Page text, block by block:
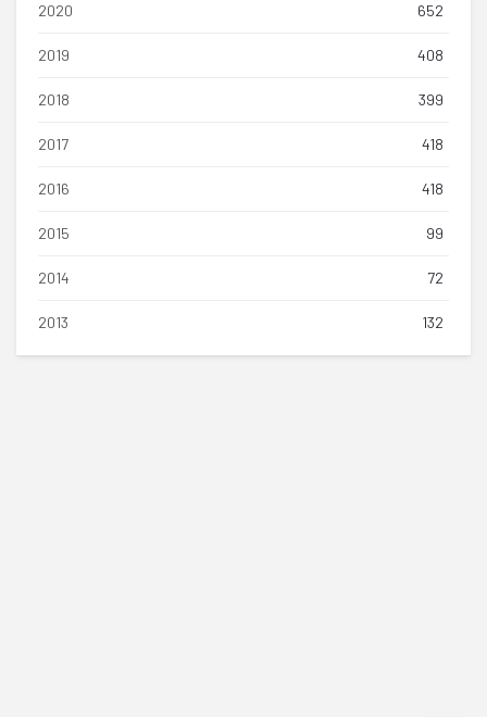
2020 652
2019 408
2018 399
2017 418
2016 418
2015 99
2014 72
2013 132